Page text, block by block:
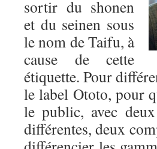
sortir du shonen
et du seinen sous
le nom de Taifu, à
cause de cette
étiquette. Pour
le label Ototo, pour
le public, avec
différentes, deux